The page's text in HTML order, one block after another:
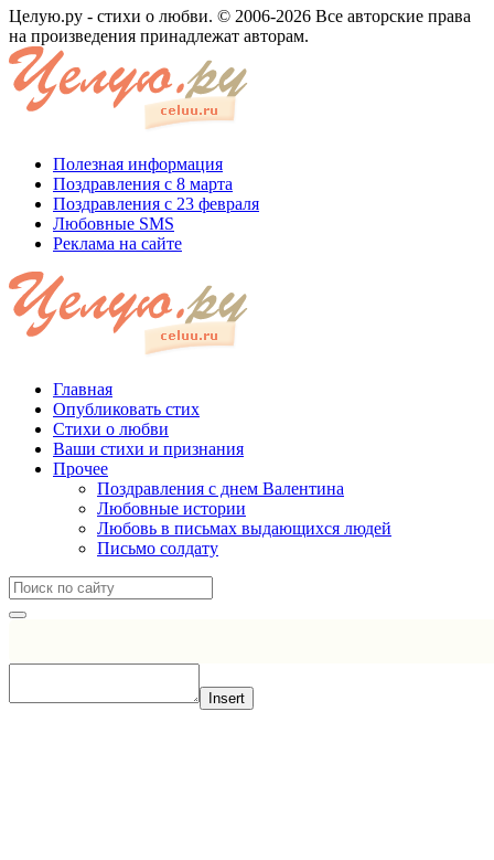
Целую.ру - стихи о любви. © 2006-2026 Все авторские права
на произведения принадлежат авторам.
Полезная информация
Поздравления с 8 марта
Поздравления с 23 февраля
Любовные SMS
Реклама на сайте
Главная
Опубликовать стих
Стихи о любви
Ваши стихи и признания
Прочее
Поздравления с днем Валентина
Любовные истории
Любовь в письмах выдающихся людей
Письмо солдату
Insert